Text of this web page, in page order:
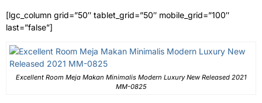
[lgc_column grid=”50″ tablet_grid=”50″ mobile_grid=”100″
last=”false”]
Excellent Room Meja Makan Minimalis Modern Luxury New Released 2021
MM-0825